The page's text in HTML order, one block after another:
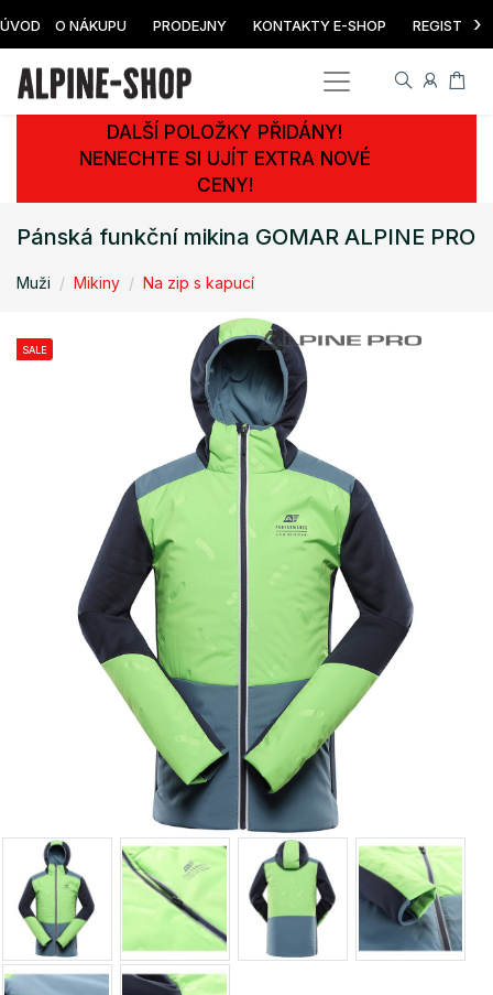
ÚVOD O NÁKUPU PRODEJNY KONTAKTY E-SHOP ›
DALŠÍ POLOŽKY PŘIDÁNY!
NENECHTE SI UJÍT EXTRA NOVÉ
CENY!
Pánská funkční mikina GOMAR ALPINE PRO
Muži Mikiny Na zip s kapucí
SALE